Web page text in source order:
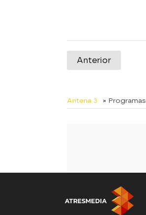
Anterior
Antena 3 » Programas